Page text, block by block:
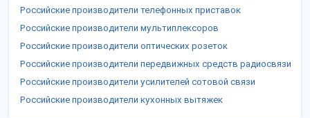
Российские производители телефонных приставок
Российские производители мультиплексоров
Российские производители оптических розеток
Российские производители передвижных средств радиосвязи
Российские производители усилителей сотовой связи
Российские производители кухонных вытяжек